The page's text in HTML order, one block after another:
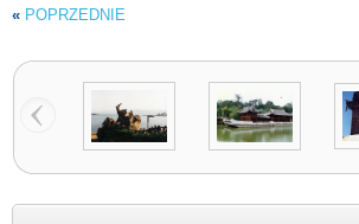
« POPRZEDNIE